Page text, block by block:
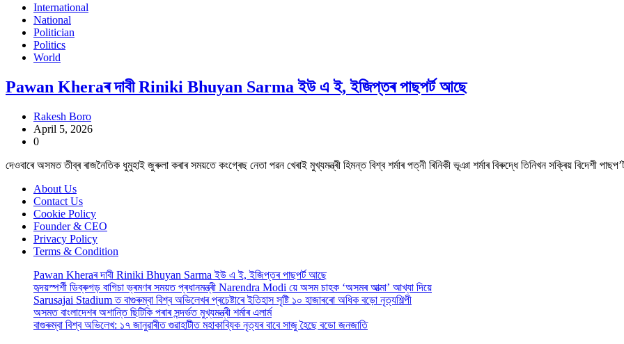
International
National
Politician
Politics
World
Pawan Kheraৰ দাবী Riniki Bhuyan Sarma ইউ এ ই, ইজিপ্তৰ পাছপৰ্ট আছে
Rakesh Boro
April 5, 2026
0
দেওবাৰে অসমত তীব্ৰ ৰাজনৈতিক ধুমুহাই জুৰুলা কৰাৰ সময়তে কংগ্ৰেছ নেতা পৱন খেৰাই মুখ্যমন্ত্ৰী হিমন্ত বিশ্ব শৰ্মাৰ পত্নী ৰিনিকী ভূঞা শৰ্মাৰ বিৰুদ্ধে তিনিখন সক্ৰিয় বিদেশী
About Us
Contact Us
Cookie Policy
Founder & CEO
Privacy Policy
Terms & Condition
Pawan Kheraৰ দাবী Riniki Bhuyan Sarma ইউ এ ই, ইজিপ্তৰ পাছপৰ্ট আছে
হৃদয়স্পৰ্শী ডিব্ৰুগড় বাগিচা ভ্ৰমণৰ সময়ত প্ৰধানমন্ত্ৰী Narendra Modi য়ে অসম চাহক ‘অসমৰ আত্মা’ আখ্যা দিয়ে
Sarusajai Stadium ত বাগুৰুম্বা বিশ্ব অভিলেখৰ প্ৰচেষ্টাৰে ইতিহাস সৃষ্টি ১০ হাজাৰৰো অধিক বড়ো নৃত্যশিল্পী
অসমত বাংলাদেশৰ অশান্তি ছিটিকি পৰাৰ সন্দৰ্ভত মুখ্যমন্ত্ৰী শৰ্মাৰ এলাৰ্ম
বাগুৰুম্বা বিশ্ব অভিলেখ: ১৭ জানুৱাৰীত গুৱাহাটীত মহাকাব্যিক নৃত্যৰ বাবে সাজু হৈছে বডো জনজাতি